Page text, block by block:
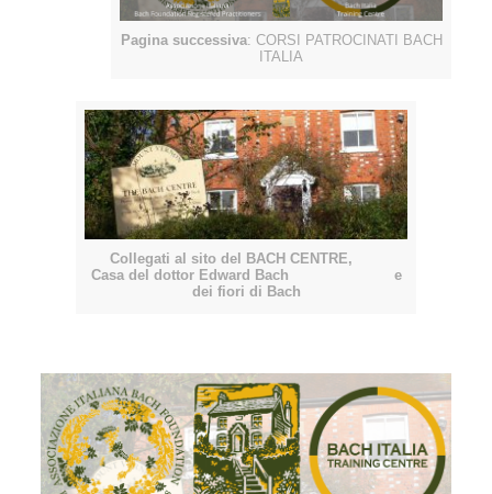
Pagina successiva: CORSI PATROCINATI BACH
ITALIA
Collegati al sito del BACH CENTRE,
Casa del dottor Edward Bach e
dei fiori di Bach